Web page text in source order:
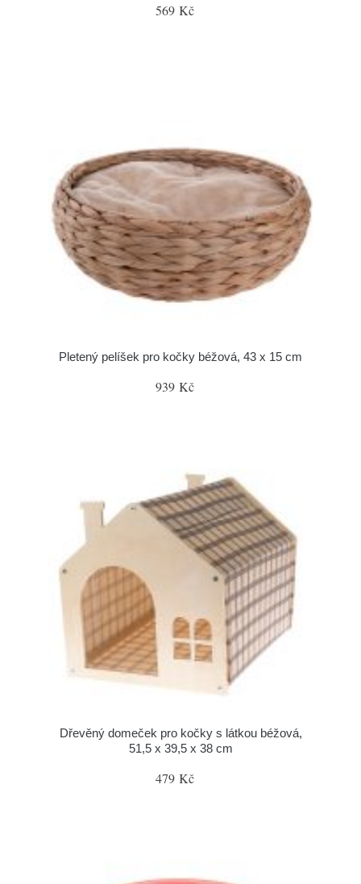
569 Kč
Pletený pelíšek pro kočky béžová, 43 x 15 cm
939 Kč
Dřevěný domeček pro kočky s látkou béžová,
51,5 x 39,5 x 38 cm
479 Kč